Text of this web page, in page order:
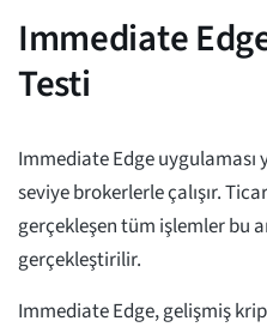
Immediate
Testi
Immediate Edge uygulaması
seviye brokerlerle çalışır.
gerçekleşen tüm işlemler bu
gerçekleştirilir.
Immediate Edge, gelişmiş